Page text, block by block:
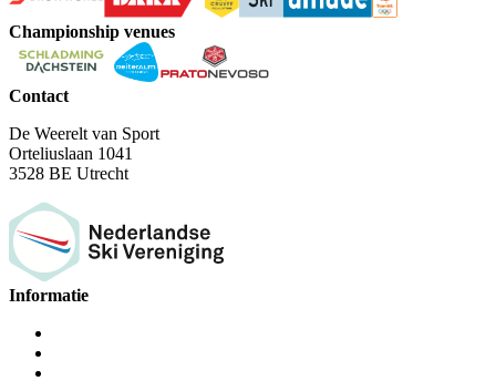
Championship venues
Contact
De Weerelt van Sport
Orteliuslaan 1041
3528 BE Utrecht
Informatie